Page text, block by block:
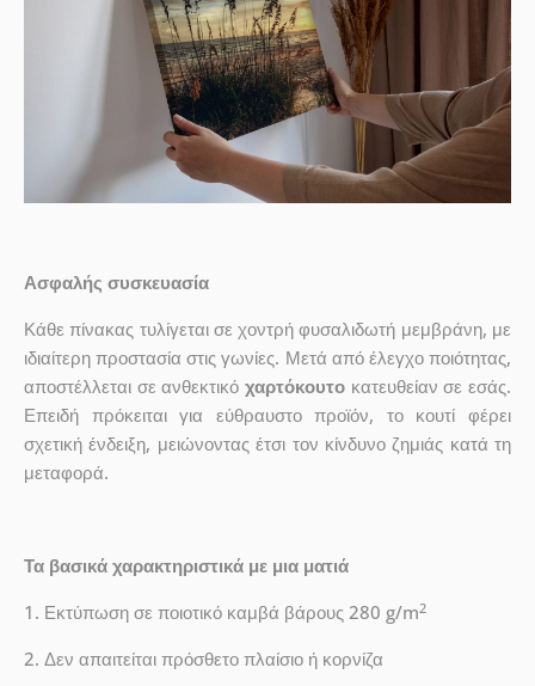
Ασφαλής συσκευασία
Κάθε πίνακας τυλίγεται σε χοντρή φυσαλιδωτή μεμβράνη, με
ιδιαίτερη προστασία στις γωνίες. Μετά από έλεγχο ποιότητας,
αποστέλλεται σε ανθεκτικό χαρτόκουτο κατευθείαν σε εσάς.
Επειδή πρόκειται για εύθραυστο προϊόν, το κουτί φέρει
σχετική ένδειξη, μειώνοντας έτσι τον κίνδυνο ζημιάς κατά τη
μεταφορά.
Τα βασικά χαρακτηριστικά με μια ματιά
1. Εκτύπωση σε ποιοτικό καμβά βάρους 280 g/m2
2. Δεν απαιτείται πρόσθετο πλαίσιο ή κορνίζα